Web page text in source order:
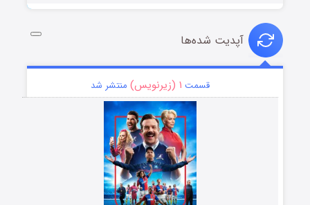
آپدیت شده‌ها
قسمت ۱ (زیرنویس) منتشر شد